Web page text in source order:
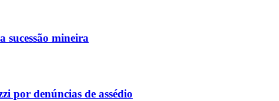
sucessão mineira
por denúncias de assédio